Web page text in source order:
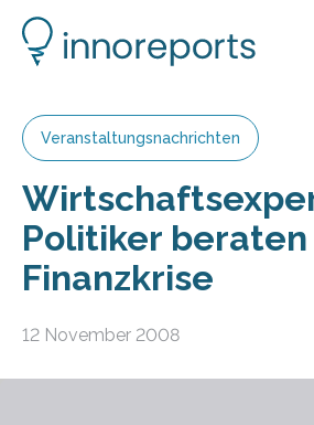
Veranstaltungsnachrichten
Politiker beraten
Finanzkrise
12 November 2008